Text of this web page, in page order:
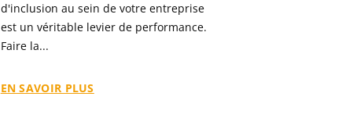
d'inclusion au sein de votre entreprise
est un véritable levier de performance.
Faire la...
EN SAVOIR PLUS